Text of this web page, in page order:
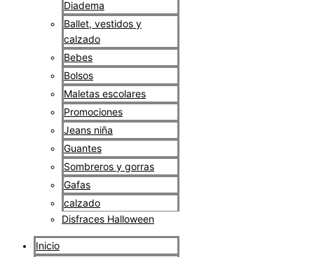
Diadema
Ballet, vestidos y
calzado
Bebes
Bolsos
Maletas escolares
Promociones
Jeans niña
Guantes
Sombreros y gorras
Gafas
calzado
Disfraces Halloween
Inicio